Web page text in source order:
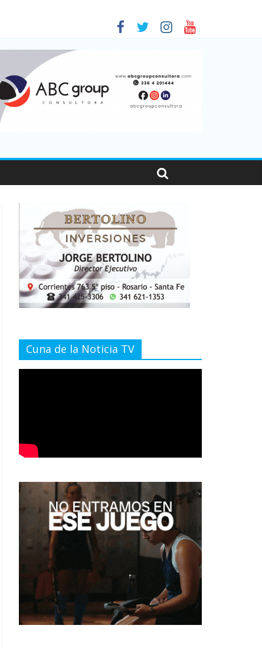
viajaron por el país, un 5,9% más que en 2025
Cuna de la Noticia TV